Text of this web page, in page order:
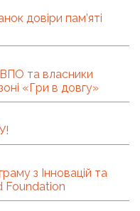
довіри пам’яті
ВПО та власники
«Гри в довгу»
з Інновацій та
Foundation